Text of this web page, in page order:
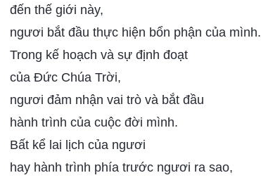
đến thế giới này,
ngươi bắt đầu thực hiện bổn phận của mình.
Trong kế hoạch và sự định đoạt
của Đức Chúa Trời,
ngươi đảm nhận vai trò và bắt đầu
hành trình của cuộc đời mình.
Bất kể lai lịch của ngươi
hay hành trình phía trước ngươi ra sao,